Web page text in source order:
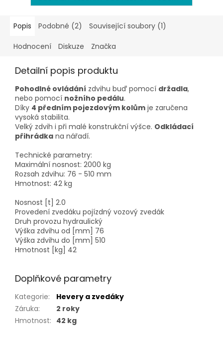
Popis Podobné (2) Související soubory (1)
Hodnocení Diskuze Značka
Detailní popis produktu
Pohodlné ovládání zdvihu buď pomocí držadla,
nebo pomocí nožního pedálu.
Díky 4 předním pojezdovým kolům je zaručena
vysoká stabilita.
Velký zdvih i při malé konstrukční výšce. Odkládací
přihrádka na nářadí.
Technické parametry:
Maximální nosnost: 2000 kg
Rozsah zdvihu: 76 - 510 mm
Hmotnost: 42 kg
Nosnost [t] 2.0
Provedení zvedáku pojízdný vozový zvedák
Druh provozu hydraulický
Výška zdvihu od [mm] 76
Výška zdvihu do [mm] 510
Hmotnost [kg] 42
Doplňkové parametry
Kategorie:
Hevery a zvedáky
Záruka:
2 roky
Hmotnost: 42 kg